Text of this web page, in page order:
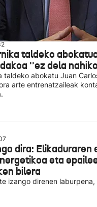
taldeko
''ez dela
taldeko abokatu Juan
arte entrenatzaileak
dira: Elikaduraren
eta
bilera
izango direnen